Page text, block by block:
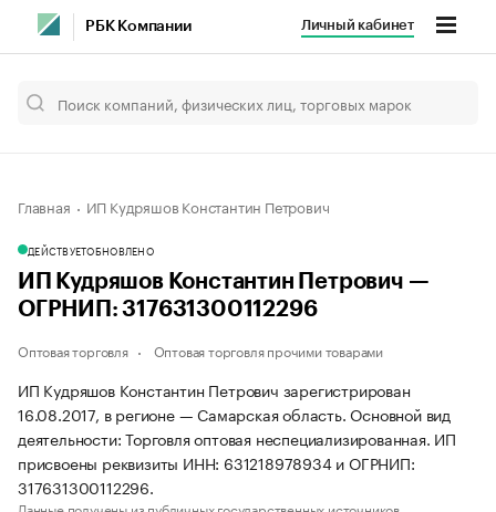
РБК Компании Личный кабинет
Главная ИП Кудряшов Константин Петрович
ДЕЙСТВУЕТОБНОВЛЕНО
ИП Кудряшов Константин Петрович —
ОГРНИП: 317631300112296
Оптовая торговля Оптовая торговля прочими товарами
ИП Кудряшов Константин Петрович зарегистрирован
16.08.2017, в регионе — Самарская область. Основной вид
деятельности: Торговля оптовая неспециализированная. ИП
присвоены реквизиты ИНН: 631218978934 и ОГРНИП:
317631300112296.